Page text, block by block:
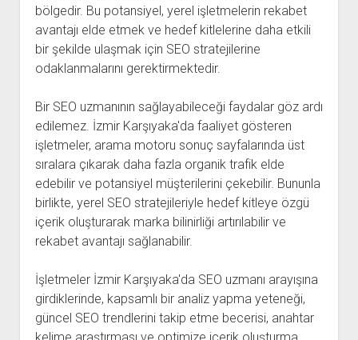
bölgedir. Bu potansiyel, yerel işletmelerin rekabet
avantajı elde etmek ve hedef kitlelerine daha etkili
bir şekilde ulaşmak için SEO stratejilerine
odaklanmalarını gerektirmektedir.
Bir SEO uzmanının sağlayabileceği faydalar göz ardı
edilemez. İzmir Karşıyaka'da faaliyet gösteren
işletmeler, arama motoru sonuç sayfalarında üst
sıralara çıkarak daha fazla organik trafik elde
edebilir ve potansiyel müşterilerini çekebilir. Bununla
birlikte, yerel SEO stratejileriyle hedef kitleye özgü
içerik oluşturarak marka bilinirliği artırılabilir ve
rekabet avantajı sağlanabilir.
İşletmeler İzmir Karşıyaka'da SEO uzmanı arayışına
girdiklerinde, kapsamlı bir analiz yapma yeteneği,
güncel SEO trendlerini takip etme becerisi, anahtar